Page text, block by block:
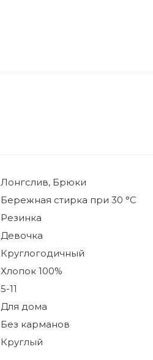
Лонгслив, Брюки
Бережная стирка при 30 °C
Резинка
Девочка
Круглогодичный
Хлопок 100%
5-11
Для дома
Без карманов
Круглый